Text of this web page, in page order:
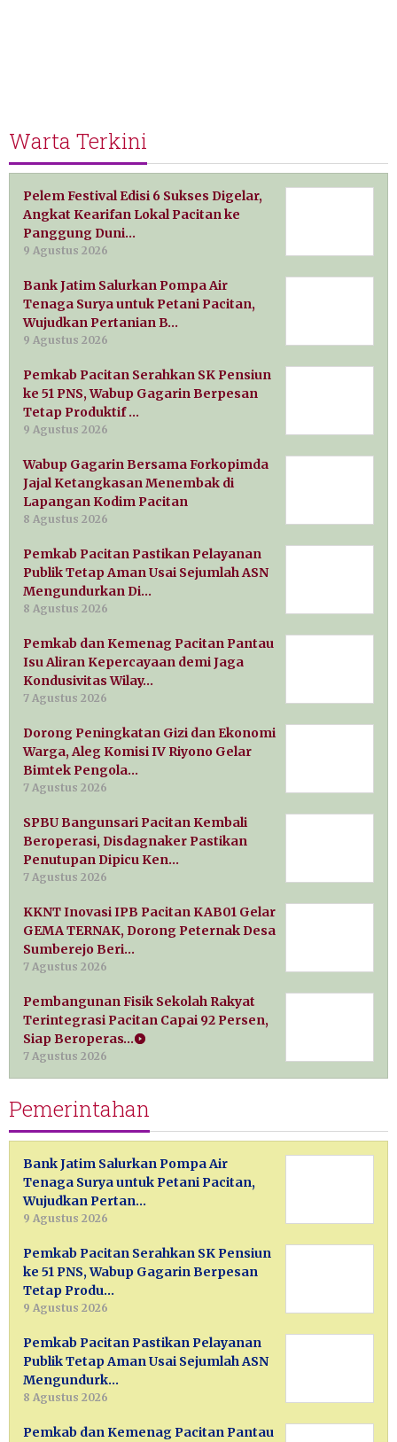
Warta Terkini
Pelem Festival Edisi 6 Sukses Digelar,
Angkat Kearifan Lokal Pacitan ke
Panggung Duni…
9 Agustus 2026
Bank Jatim Salurkan Pompa Air
Tenaga Surya untuk Petani Pacitan,
Wujudkan Pertanian B…
9 Agustus 2026
Pemkab Pacitan Serahkan SK Pensiun
ke 51 PNS, Wabup Gagarin Berpesan
Tetap Produktif …
9 Agustus 2026
Wabup Gagarin Bersama Forkopimda
Jajal Ketangkasan Menembak di
Lapangan Kodim Pacitan
8 Agustus 2026
Pemkab Pacitan Pastikan Pelayanan
Publik Tetap Aman Usai Sejumlah ASN
Mengundurkan Di…
8 Agustus 2026
Pemkab dan Kemenag Pacitan Pantau
Isu Aliran Kepercayaan demi Jaga
Kondusivitas Wilay…
7 Agustus 2026
Dorong Peningkatan Gizi dan Ekonomi
Warga, Aleg Komisi IV Riyono Gelar
Bimtek Pengola…
7 Agustus 2026
SPBU Bangunsari Pacitan Kembali
Beroperasi, Disdagnaker Pastikan
Penutupan Dipicu Ken…
7 Agustus 2026
KKNT Inovasi IPB Pacitan KAB01 Gelar
GEMA TERNAK, Dorong Peternak Desa
Sumberejo Beri…
7 Agustus 2026
Pembangunan Fisik Sekolah Rakyat
Terintegrasi Pacitan Capai 92 Persen,
Siap Beroperas…
7 Agustus 2026
Pemerintahan
Bank Jatim Salurkan Pompa Air
Tenaga Surya untuk Petani Pacitan,
Wujudkan Pertan…
9 Agustus 2026
Pemkab Pacitan Serahkan SK Pensiun
ke 51 PNS, Wabup Gagarin Berpesan
Tetap Produ…
9 Agustus 2026
Pemkab Pacitan Pastikan Pelayanan
Publik Tetap Aman Usai Sejumlah ASN
Mengundurk…
8 Agustus 2026
Pemkab dan Kemenag Pacitan Pantau